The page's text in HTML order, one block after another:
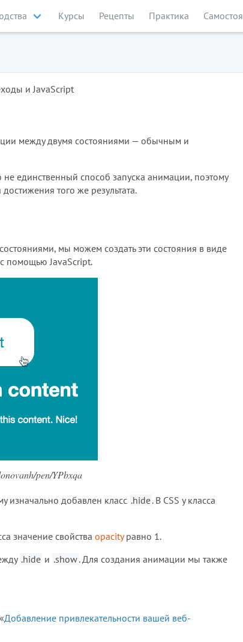
Курсы Рецепты Практика
и JavaScript
между двумя состояниями — обычным и
не единственный способ запуска анимации, поэтому
того же результата.
мы можем создать эти состояния в виде
помощью JavaScript.
pen/YPbxqa
изначально добавлен класс .hide. В CSS у класса
значение свойства opacityравно 1.
.hide и .show. Для создания анимации мы также
Добавление привлекательности вашей веб-